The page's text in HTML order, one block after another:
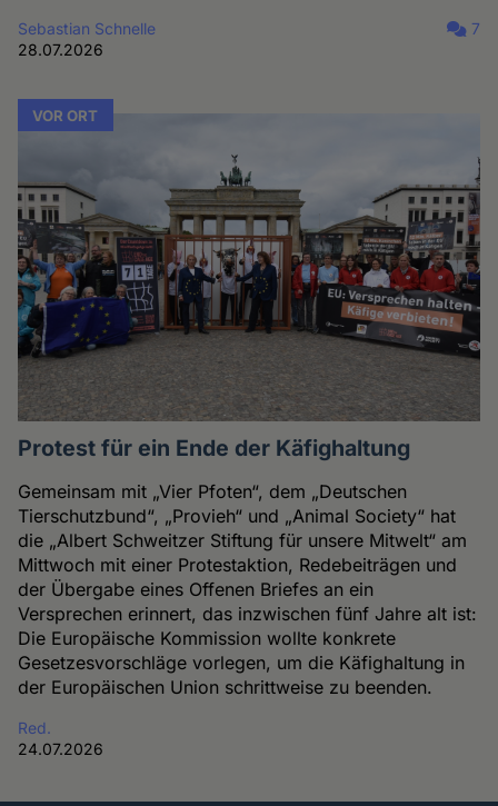
Sebastian Schnelle
28.07.2026
7
VOR ORT
Protest für ein Ende der Käfighaltung
Gemeinsam mit „Vier Pfoten“, dem „Deutschen
Tierschutzbund“, „Provieh“ und „Animal Society“ hat
die „Albert Schweitzer Stiftung für unsere Mitwelt“ am
Mittwoch mit einer Protestaktion, Redebeiträgen und
der Übergabe eines Offenen Briefes an ein
Versprechen erinnert, das inzwischen fünf Jahre alt ist:
Die Europäische Kommission wollte konkrete
Gesetzesvorschläge vorlegen, um die Käfighaltung in
der Europäischen Union schrittweise zu beenden.
Red.
24.07.2026